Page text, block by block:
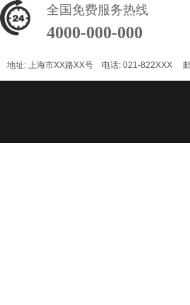
地址: 上海市XX路XX号 电话: 021-822XXX
全国免费服务热线
4000-000-000